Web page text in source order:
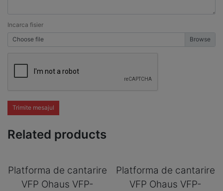
Incarca fisier
Choose file
Trimite mesajul
Related products
Platforma de cantarire
VFP Ohaus VFP-
Platforma de cantarire
VFP Ohaus VFP-